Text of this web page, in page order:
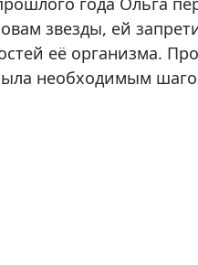
звезды, ей
её организма.
необходимым